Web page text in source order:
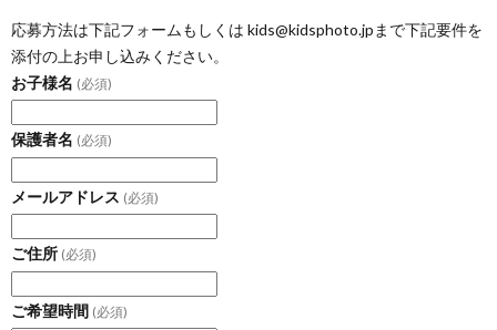
応募方法は下記フォームもしくは kids@kidsphoto.jpまで下記要件を
添付の上お申し込みください。
お子様名 (必須)
保護者名 (必須)
メールアドレス (必須)
ご住所 (必須)
ご希望時間 (必須)